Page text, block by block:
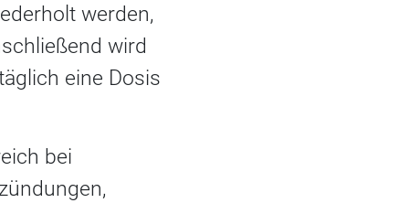
werden,
wird
eine Dosis
bei